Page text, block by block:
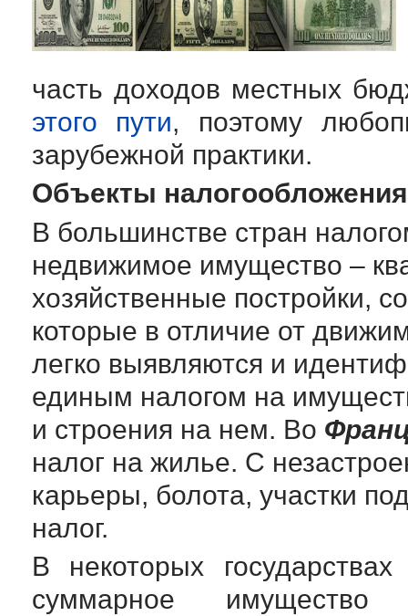
часть доходов местных
этого пути, поэтому
зарубежной практики.
Объекты налогообложения
В большинстве стран
недвижимое имущество –
хозяйственные постройки,
которые в отличие от
легко выявляются и
единым налогом на
и строения на нем. Во
налог на жилье. С
карьеры, болота, участки
налог.
В некоторых
суммарное имущество